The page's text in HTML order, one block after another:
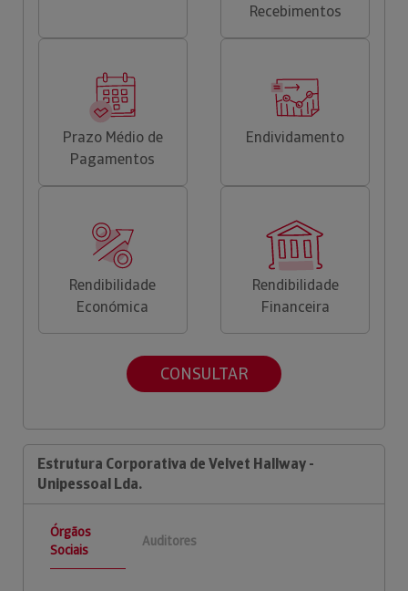
Recebimentos
Prazo Médio de
Pagamentos
Endividamento
Rendibilidade
Económica
Rendibilidade
Financeira
CONSULTAR
Estrutura Corporativa de Velvet Hallway -
Unipessoal Lda.
Órgãos
Sociais
Auditores